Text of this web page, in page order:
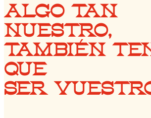
ALGO TAN
NUESTRO,
TAMBIÉN
QUE
SER